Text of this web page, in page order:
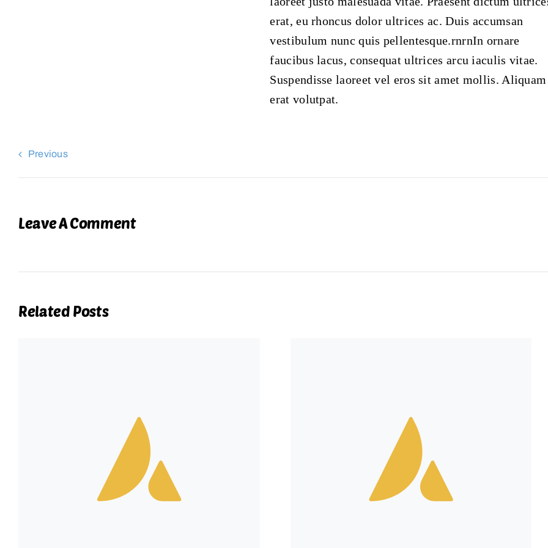
erat, eu rhoncus dolor ultrices ac. Duis accumsan
vestibulum nunc quis pellentesque.rnrnIn ornare
faucibus lacus, consequat ultrices arcu iaculis vitae.
Suspendisse laoreet vel eros sit amet mollis. Aliquam
erat volutpat.
Previous
Leave A Comment
Related Posts